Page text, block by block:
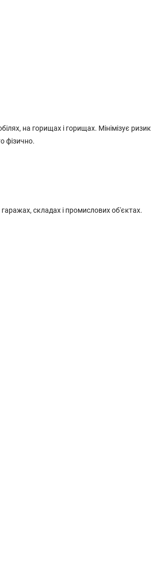
на горищах і горищах. Мінімізує ризик
фізично.
складах і промислових об'єктах.